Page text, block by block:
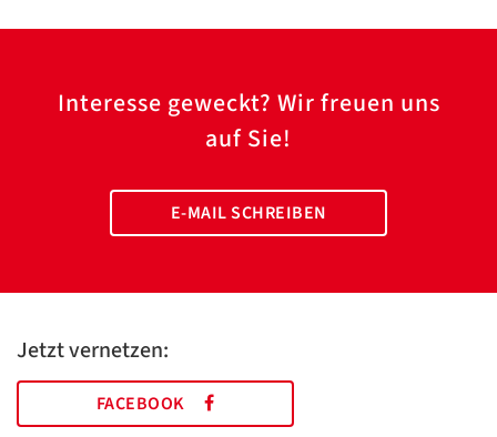
Interesse geweckt? Wir freuen uns
auf Sie!
E-MAIL SCHREIBEN
Jetzt vernetzen:
FACEBOOK